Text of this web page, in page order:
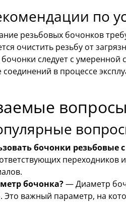
по
резьбовых бочонков
очистить резьбу от
бочонки следует с
соединений в процессе
бочонки резьбовые
бочонка?— Диаметр
Это важный параметр, на